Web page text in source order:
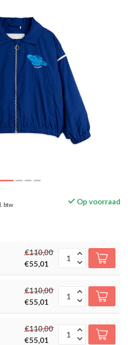
btw Op voorraad
€110,00
€55,01
€110,00
€55,01
€110,00
€55,01